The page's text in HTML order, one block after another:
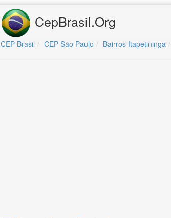
CepBrasil.Org
CEP Brasil CEP São Paulo Bairros Itapetininga